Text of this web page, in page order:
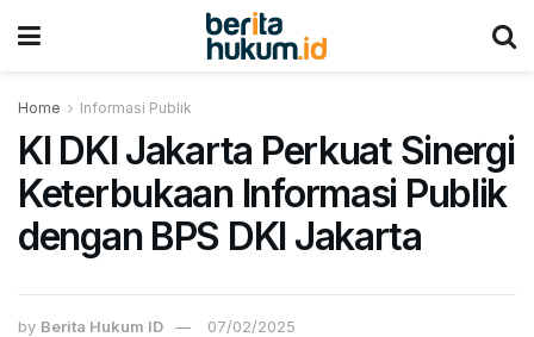
Home Informasi Publik
KI DKI Jakarta Perkuat Sinergi
Keterbukaan Informasi Publik
dengan BPS DKI Jakarta
by Berita Hukum ID 07/02/2025